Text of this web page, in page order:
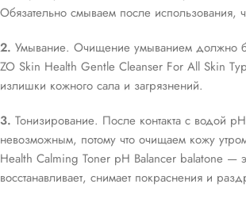
Обязательно смываем после использования,
2. Умывание. Очищение умыванием должно
ZO Skin Health Gentle Cleanser For All Skin
излишки кожного сала и загрязнений.
3. Тонизирование. После контакта с водой
невозможным, потому что очищаем кожу
Health Calming Toner pH Balancer balatone —
восстанавливает, снимает покраснения и